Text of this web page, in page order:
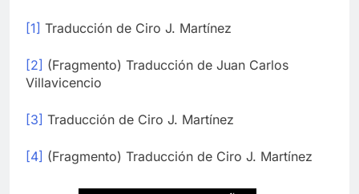
[1] Traducción de Ciro J. Martínez
[2] (Fragmento) Traducción de Juan Carlos
Villavicencio
[3] Traducción de Ciro J. Martínez
[4] (Fragmento) Traducción de Ciro J. Martínez